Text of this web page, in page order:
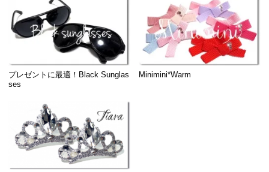
プレゼントに最適！Black Sunglas
ses
Minimini*Warm